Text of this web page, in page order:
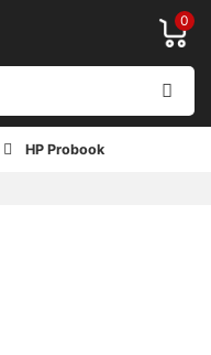
0
HP Probook